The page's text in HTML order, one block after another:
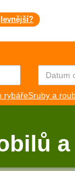
rybářeSruby a